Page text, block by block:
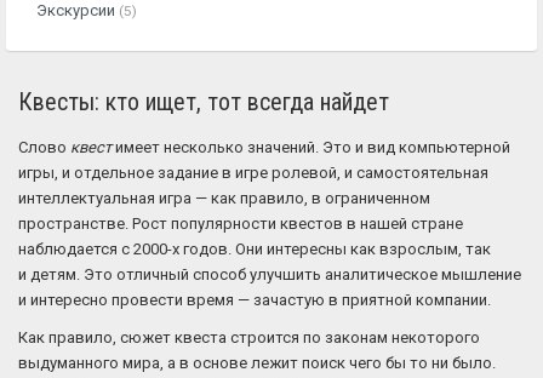
Экскурсии (5)
Квесты: кто ищет, тот всегда найдет
Слово квестимеет несколько значений. Это и вид компьютерной
игры, и отдельное задание в игре ролевой, и самостоятельная
интеллектуальная игра — как правило, в ограниченном
пространстве. Рост популярности квестов в нашей стране
наблюдается с 2000-х годов. Они интересны как взрослым, так
и детям. Это отличный способ улучшить аналитическое мышление
и интересно провести время — зачастую в приятной компании.
Как правило, сюжет квеста строится по законам некоторого
выдуманного мира, а в основе лежит поиск чего бы то ни было.